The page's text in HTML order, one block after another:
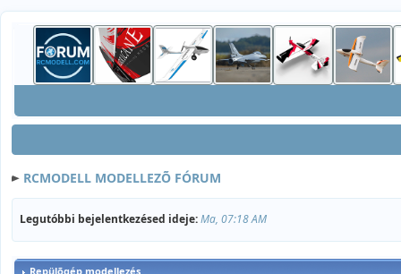
RCMODELL MODELLEZÕ FÓRUM
Legutóbbi bejelentkezésed ideje:Ma, 07:18 AM
Repülõgép modellezés